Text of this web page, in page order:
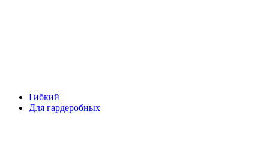
Гибкий
Для гардеробных